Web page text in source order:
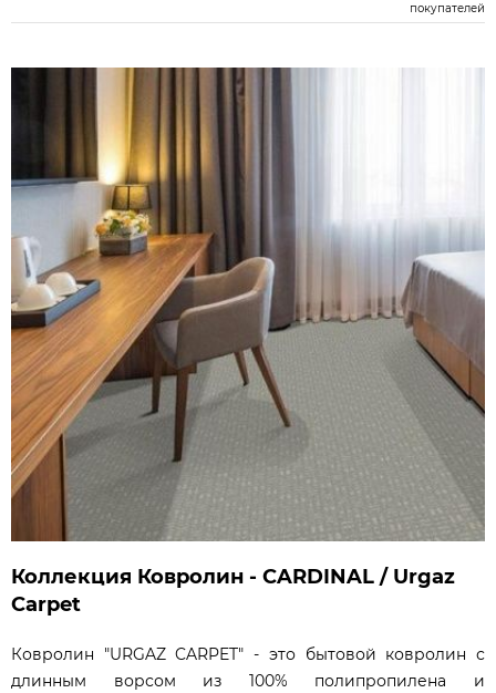
покупателей
Коллекция Ковролин - CARDINAL / Urgaz
Carpet
Ковролин "URGAZ CARPET" - это бытовой ковролин с
длинным ворсом из 100% полипропилена и